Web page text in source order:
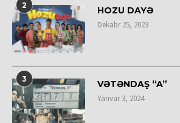
2 HOZU DAYƏ
Dekabr 25, 2023
3 VƏTƏNDAŞ “A”
Yanvar 3, 2024